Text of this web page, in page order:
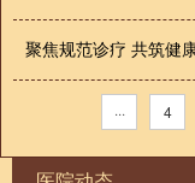
··· 4